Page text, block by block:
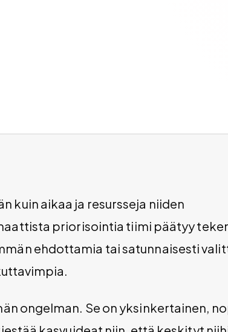
kuin aikaa ja resursseja niiden
priorisointia tiimi päätyy
ehdottamia tai satunnaisesti
ongelman. Se on yksinkertainen,